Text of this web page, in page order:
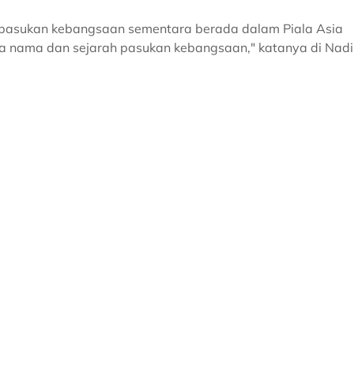
kebangsaan sementara berada dalam Piala Asia
nama dan sejarah pasukan kebangsaan," katanya di Nadi